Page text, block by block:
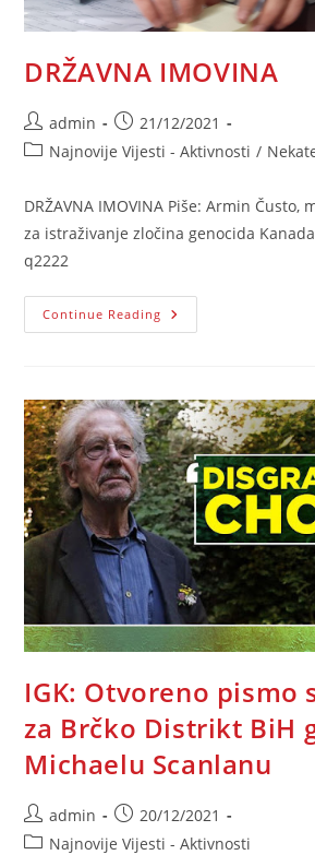
DRŽAVNA IMOVINA
Post
author:
admin
Post
published:
21/12/2021
PostNajnovije Vijesti - Aktivnosti /
DRŽAVNA IMOVINA Piše: Armin Čusto,
za istraživanje zločina genocida
q2222
Continue Reading DRŽAVNA
IMOVINA
IGK: Otvoreno pismo
za Brčko Distrikt BiH
Michaelu Scanlanu
Post
author:
admin
Post
published:
20/12/2021
PostNajnovije Vijesti - Aktivnosti